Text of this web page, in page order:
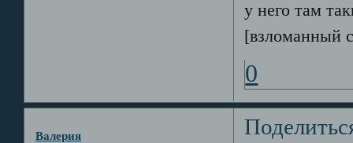
у него там
[взломанный
0
Валерия